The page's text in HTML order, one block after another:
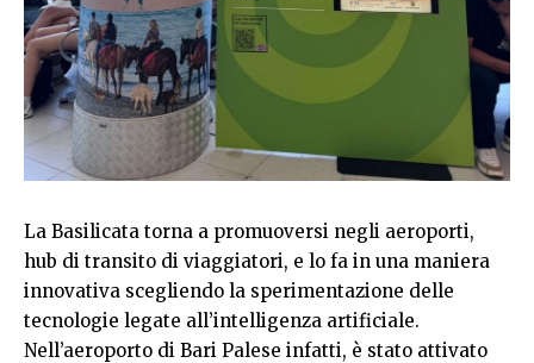
La Basilicata torna a promuoversi negli aeroporti,
hub di transito di viaggiatori, e lo fa in una maniera
innovativa scegliendo la sperimentazione delle
tecnologie legate all’intelligenza artificiale.
Nell’aeroporto di Bari Palese infatti, è stato attivato